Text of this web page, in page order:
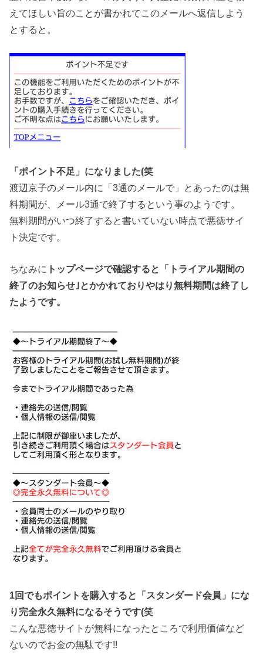
えてほしい旨のことが書かれてこのメールへ返信しよう
とすると。
「ポイント不足」になりました(笑
渡辺京子のメール内に「3通のメールで」とあったのは無
料期間が、メール3通で終了するという事のようです。
無料期間がいつ終了すると書いていない時点で悪徳サイ
ト決定です。
ちなみに トップページで確認すると「トライアル期間の
終了のお知らせ｣とかかれておりやはり無料期間は終了し
たようです。
1回でもポイントを購入すると「スタンダード会員」にな
り完全永久無料になるそうです(笑
こんな悪徳サイトが無料になったところで利用価値など
ないのでお金の無駄です!!